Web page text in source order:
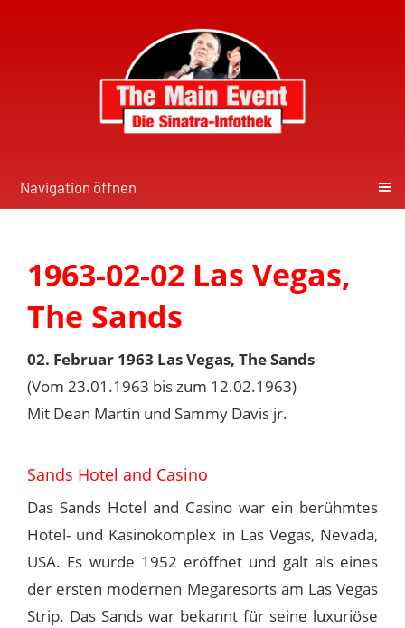
Navigation öffnen
1963-02-02 Las Vegas,
The Sands
02. Februar 1963 Las Vegas, The Sands
(Vom 23.01.1963 bis zum 12.02.1963)
Mit Dean Martin und Sammy Davis jr.
Sands Hotel and Casino
Das Sands Hotel and Casino war ein berühmtes
Hotel- und Kasinokomplex in Las Vegas, Nevada,
USA. Es wurde 1952 eröffnet und galt als eines
der ersten modernen Megaresorts am Las Vegas
Strip. Das Sands war bekannt für seine luxuriöse